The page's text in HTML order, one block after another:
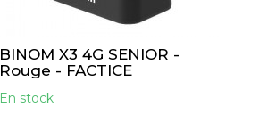
BINOM X3 4G SENIOR -
Rouge - FACTICE
En stock